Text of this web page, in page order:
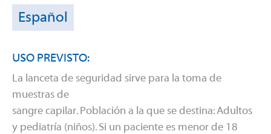
Español
USO PREVISTO:
La lanceta de seguridad sirve para la toma de
muestras de
sangre capilar. Población a la que se destina: Adultos
y pediatría (niños). Si un paciente es menor de 18